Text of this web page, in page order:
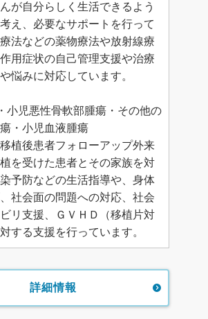
が自分らしく生活できるよう
え、必要なサポートを行って
法などの薬物療法や放射線療
用症状の自己管理支援や治療
悩みに対応しています。
小児悪性骨軟部腫瘍・その他の
・小児血液腫瘍
移植後患者フォローアップ外来
を受けた患者とその家族を対
予防などの生活指導や、身体
社会面の問題への対応、社会
リ支援、ＧＶＨＤ（移植片対
する支援を行っています。
詳細情報